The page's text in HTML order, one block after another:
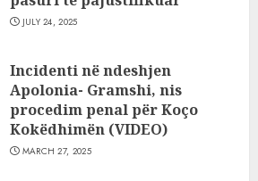
JULY 24, 2025
Incidenti në ndeshjen
Apolonia- Gramshi, nis
procedim penal për Koço
Kokëdhimën (VIDEO)
MARCH 27, 2025